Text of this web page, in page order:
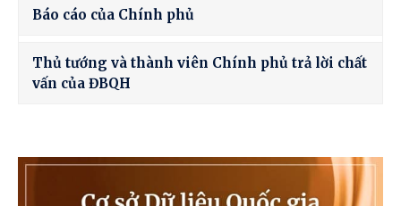
Báo cáo của Chính phủ
Thủ tướng và thành viên Chính phủ trả lời chất
vấn của ĐBQH